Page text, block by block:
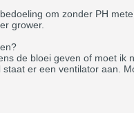
om zonder PH
grower.
de bloei geven of moet ik
er een ventilator aan.